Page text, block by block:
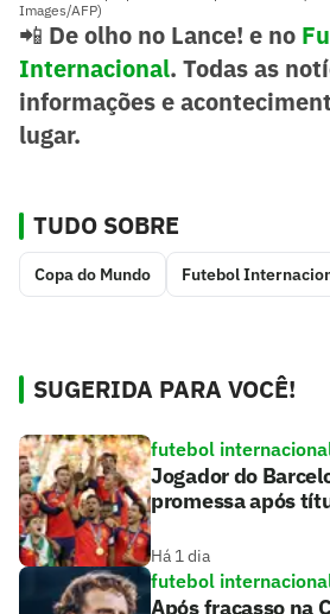
Images/AFP)
📲 De olho no Lance! e no
Internacional. Todas as
informações e
lugar.
TUDO SOBRE
Copa do Mundo Futebol
SUGERIDA PARA VOCÊ!
futebol
Jogador do
promessa após
Há 1 dia
futebol
Após fracasso na